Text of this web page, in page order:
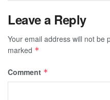
Leave a Reply
Your email address will not be
marked *
Comment *